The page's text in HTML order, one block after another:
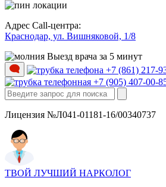
Адрес Call-центра:
Краснодар, ул. Вишняковой, 1/8
Выезд врача за 5 минут
+7 (861) 217-
+7 (905) 407-00-
Лицензия №Л041-01181-16/00340737
ТВОЙ ЛУЧШИЙ НАРКОЛОГ